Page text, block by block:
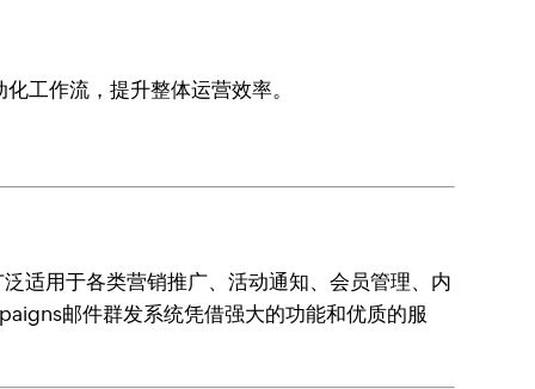
工作流，提升整体运营效率。
适用于各类营销推广、活动通知、会员管理、内
邮件群发系统凭借强大的功能和优质的服